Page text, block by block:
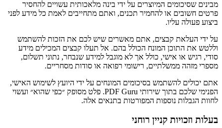
מבינים שסיכומים המיוצרים על ידי בינה מלאכותית עשויים להחסיר
פרטים חשובים או להחמיר תכנים, ואתם מתחייבים לאמת כל מידע לפני
ביצוע פעולה עליו.
על ידי העלאת קבצים, אתם מאשרים שיש לכם את הזכות להשתמש
וללטש את התוכן המונח הכולל בהם. אל תעלו קבצים המכילים מידע
סודי, רגיש או אישי, כולל אך לא מוגבל למידע שנבחר, נתוני תשלום,
מספרי מזהה ממשלתיים, רישומי רפואה או סודות מסחריים.
אתם יכולים להשתמש בסיכומים המונחים על ידי היועץ לשימוש האישי,
הפנימי שלכם בתוך שירותי PDF Guru. פלט מסופק ״כפי שהוא״ ועשוי
לחוות הגבלות נוספות המפורטות בתנאים אלה.
בעלות וזכויות קניין רוחני